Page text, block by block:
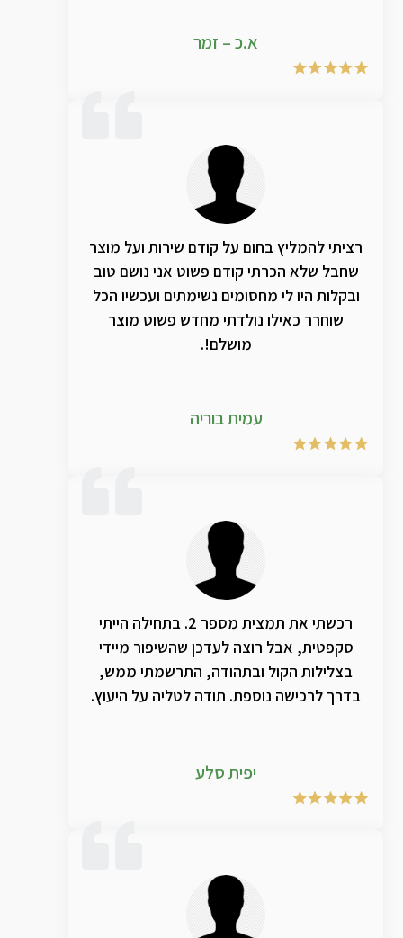
א.כ – זמר
רציתי להמליץ בחום על קודם שירות ועל מוצר
שחבל שלא הכרתי קודם פשוט אני נושם טוב
ובקלות היו לי מחסומים נשימתים ועכשיו הכל
שוחרר כאילו נולדתי מחדש פשוט מוצר
מושלם!.
עמית בוריה
רכשתי את תמצית מספר 2. בתחילה הייתי
סקפטית, אבל רוצה לעדכן שהשיפור מיידי
בצלילות הקול ובתהודה, התרשמתי ממש,
בדרך לרכישה נוספת. תודה לטליה על היעוץ.
יפית סלע